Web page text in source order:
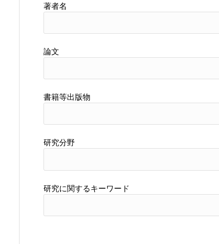
著者名
論文
書籍等出版物
研究分野
研究に関するキーワード